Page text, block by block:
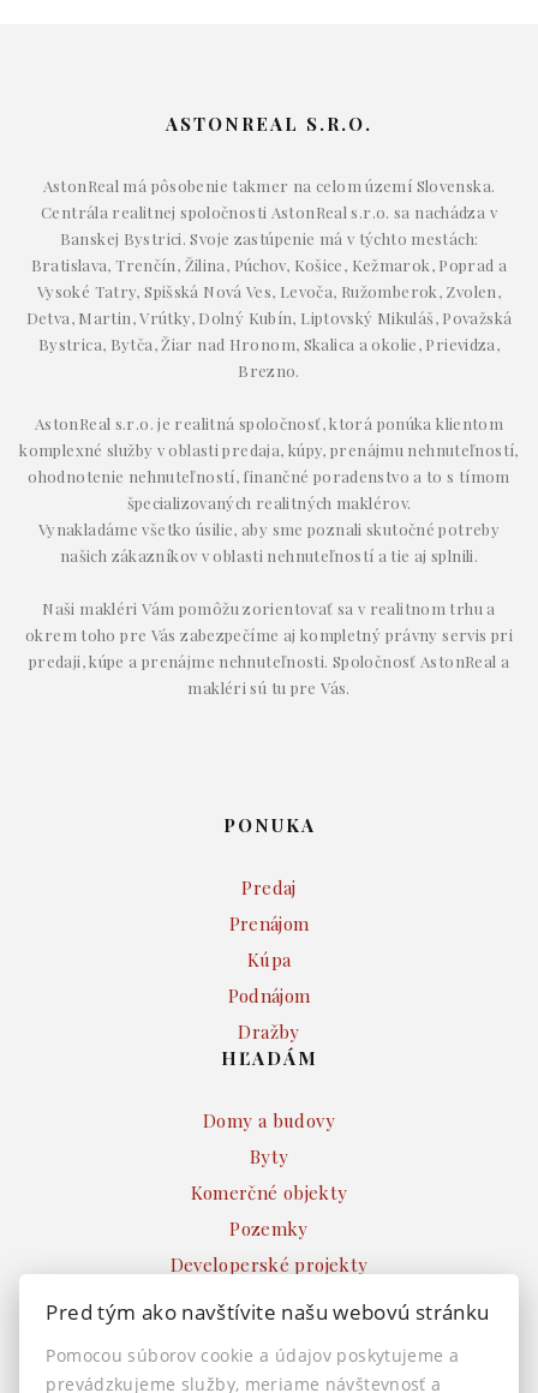
ASTONREAL S.R.O.
AstonReal má pôsobenie takmer na celom území Slovenska.
Centrála realitnej spoločnosti AstonReal s.r.o. sa nachádza v
Banskej Bystrici. Svoje zastúpenie má v týchto mestách:
Bratislava, Trenčín, Žilina, Púchov, Košice, Kežmarok, Poprad a
Vysoké Tatry, Spišská Nová Ves, Levoča, Ružomberok, Zvolen,
Detva, Martin, Vrútky, Dolný Kubín, Liptovský Mikuláš, Považská
Bystrica, Bytča, Žiar nad Hronom, Skalica a okolie, Prievidza,
Brezno.
AstonReal s.r.o. je realitná spoločnosť, ktorá ponúka klientom
komplexné služby v oblasti predaja, kúpy, prenájmu nehnuteľností,
ohodnotenie nehnuteľností, finančné poradenstvo a to s tímom
špecializovaných realitných maklérov.
Vynakladáme všetko úsilie, aby sme poznali skutočné potreby
našich zákazníkov v oblasti nehnuteľností a tie aj splnili.
Naši makléri Vám pomôžu zorientovať sa v realitnom trhu a
okrem toho pre Vás zabezpečíme aj kompletný právny servis pri
predaji, kúpe a prenájme nehnuteľnosti. Spoločnosť AstonReal a
makléri sú tu pre Vás.
PONUKA
Predaj
Prenájom
Kúpa
Podnájom
Dražby
HĽADÁM
Domy a budovy
Byty
Komerčné objekty
Pozemky
Developerské projekty
Ostatné
INFO
Pred tým ako navštívite našu webovú stránku
Pomocou súborov cookie a údajov poskytujeme a
prevádzkujeme služby, meriame návštevnosť a